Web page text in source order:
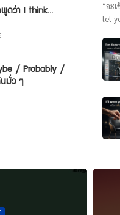
ดว่า I think…
/ Probably /
มั่ว ๆ
“จะ
let